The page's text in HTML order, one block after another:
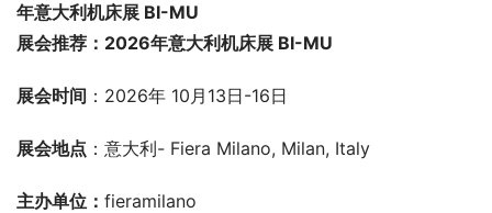
年意大利机床展 BI-MU
展会推荐： 2026年意大利机床展 BI-MU
展会时间 ：2026年 10月13日-16日
展会地点 ：意大利- Fiera Milano, Milan, Italy
主办单位： fieramilano